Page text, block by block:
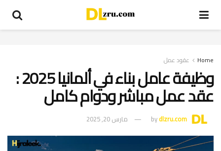
Home عقود عمل
وظيفة عامل بناء في ألمانيا 2025 :
عقد عمل مباشر ودوام كامل
bydlzru.com مارس 20, 2025